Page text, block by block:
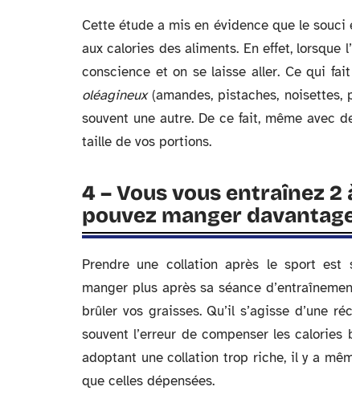
Cette étude a mis en évidence que le
aux calories des aliments. En effet, lorsque
conscience et on se laisse aller. Ce qui
oléagineux(amandes, pistaches, noisettes,
souvent une autre. De ce fait, même avec
taille de vos portions.
4 – Vous vous entraînez
pouvez manger
Prendre une collation après le sport est
manger plus après sa séance
brûler vos graisses. Qu’il s’agisse d’une
souvent l’erreur de compenser les
adoptant une collation trop riche, il y a
que celles dépensées.